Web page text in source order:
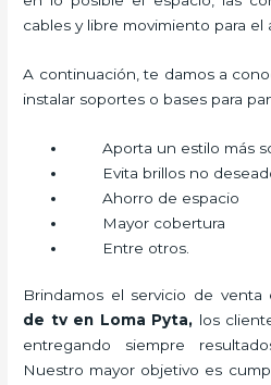
cables y libre movimiento para el
A continuación, te damos a
instalar soportes o bases para
Aporta un estilo más
Evita brillos no
Ahorro de espacio
Mayor cobertura
Entre otros.
Brindamos el servicio de venta
de tv en Loma Pyta, los
entregando siempre
Nuestro mayor objetivo es